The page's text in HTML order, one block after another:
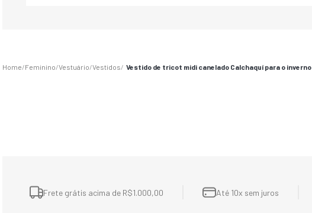
Feminino Vestuário Vestidos Vestido de tricot midi canelado Calchaquí para o inverno
Frete grátis acima de R$1.000,00
Até 10x sem juros